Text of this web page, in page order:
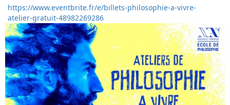
https://www.eventbrite.fr/e/billets-philosophie-a-vivre-
atelier-gratuit-48982269286